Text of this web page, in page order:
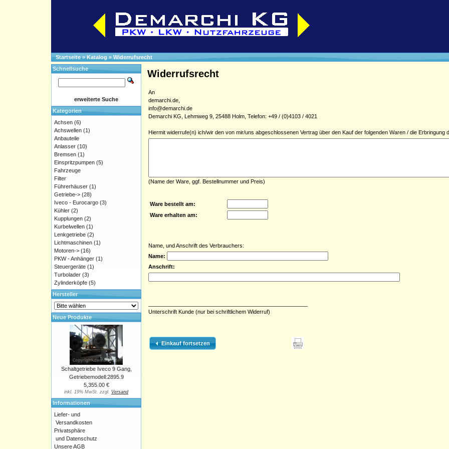
Startseite»Katalog » Widerrufsrecht
Widerrufsrecht
An
demarchi.de,
info@demarchi.de
Demarchi KG, Lehmweg 9, 25488 Holm, Telefon: +49 / (0)4103 / 4021
Hiermit widerrufe(n) ich/wir den von mir/uns abgeschlossenen Vertrag über den Kauf der folgenden Waren / die Erbringung
(Name der Ware, ggf. Bestellnummer und Preis)
Ware bestellt am:
Ware erhalten am:
Name, und Anschrift des Verbrauchers:
Name:
Anschrift:
Unterschrift Kunde (nur bei schriftlichem Widerruf)
Einkauf fortsetzen
Schnellsuche
erweiterte Suche
Kategorien
Achsen (6)
Achswellen (1)
Anbauteile
Anlasser (10)
Bremsen (1)
Einspritzpumpen (5)
Fahrzeuge
Filter
Führerhäuser (1)
Getriebe-> (28)
Iveco - Eurocargo (3)
Kühler (2)
Kupplungen (2)
Kurbelwellen (1)
Lenkgetriebe (2)
Lichtmaschinen (1)
Motoren-> (16)
PKW - Anhänger (1)
Steuergeräte (1)
Turbolader (3)
Zylinderköpfe (5)
Hersteller
Neue Produkte
Schaltgetriebe Iveco 9 Gang,
Getriebemodell:2895.9
5,355.00 €
inkl. 19% MwSt. zzgl. Versand
Informationen
Liefer- und
Versandkosten
Privatsphäre
und Datenschutz
Unsere AGB